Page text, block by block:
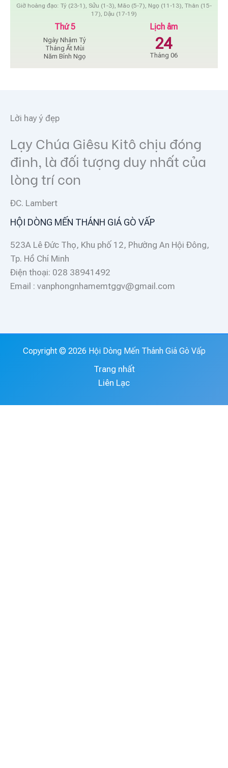
Giờ hoàng đạo: Tý (23-1), Sửu (1-3), Mão (5-7), Ngọ (11-13), Thân (15-
17), Dậu (17-19)
Thứ 5
Ngày Nhâm Tý
Tháng Ất Mùi
Năm Bính Ngọ
Lịch âm
24
Tháng 06
Lời hay ý đẹp
Lạy Chúa Giêsu Kitô chịu đóng
đinh, là đối tượng duy nhất của
lòng trí con
ĐC. Lambert
HỘI DÒNG MẾN THÁNH GIÁ GÒ VẤP
523A Lê Đức Thọ, Khu phố 12, Phường An Hội Đông,
Tp. Hồ Chí Minh
Điện thoại: 028 38941492
Email : vanphongnhamemtggv@gmail.com
Copyright © 2026 Hội Dòng Mến Thánh Giá Gò Vấp
Trang nhất
Liên Lạc